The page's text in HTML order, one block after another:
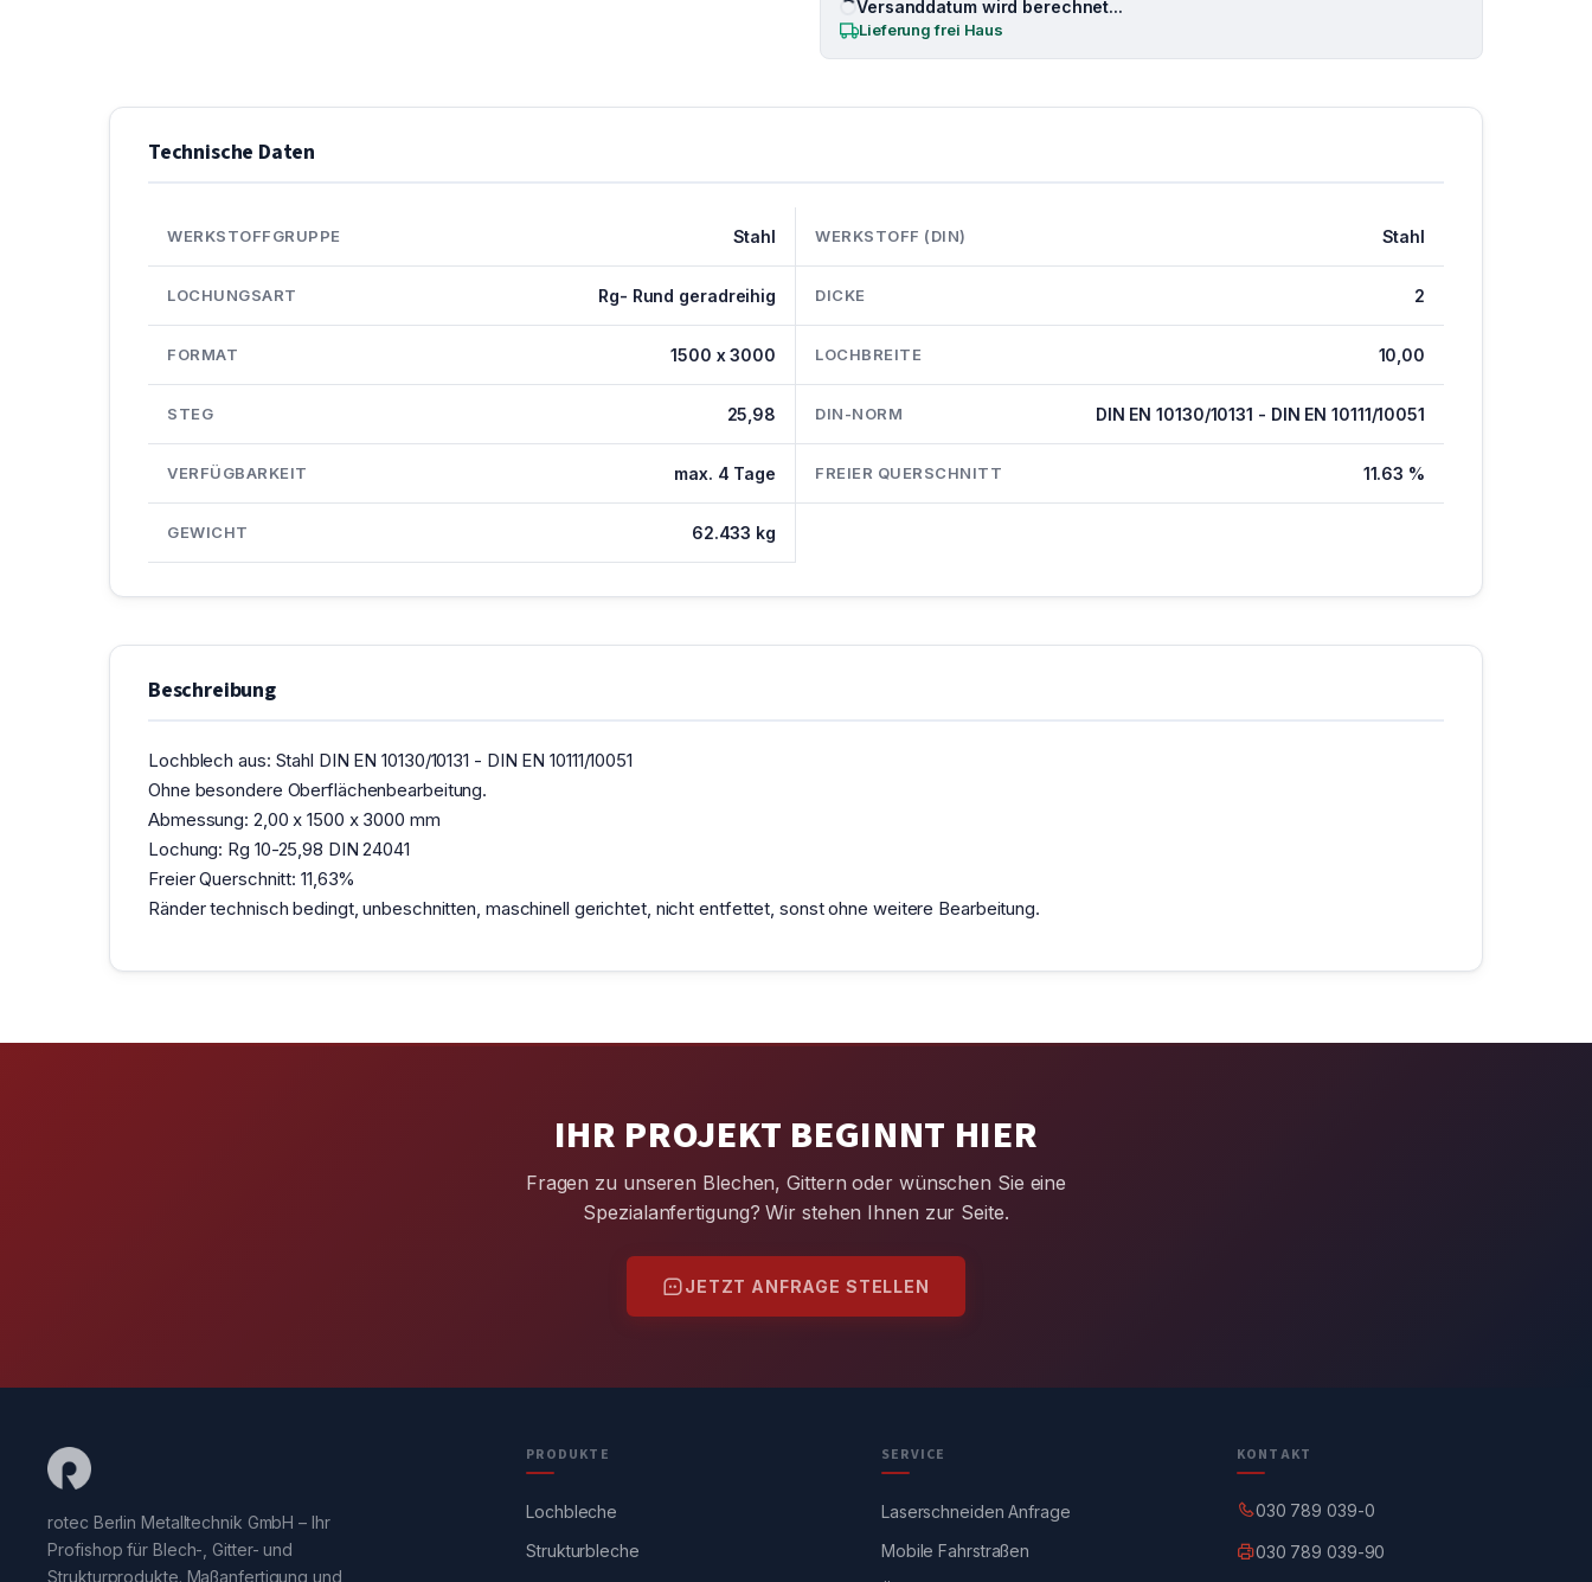
Versanddatum wird berechnet...
Lieferung frei Haus
Technische Daten
WERKSTOFFGRUPPE Stahl WERKSTOFF (DIN) Stahl
LOCHUNGSART Rg- Rund geradreihig DICKE 2
FORMAT 1500 x 3000 LOCHBREITE 10,00
STEG 25,98 DIN-NORM DIN EN 10130/10131 - DIN EN 10111/10051
VERFÜGBARKEIT max. 4 Tage FREIER QUERSCHNITT 11.63 %
GEWICHT 62.433 kg
Beschreibung
Lochblech aus: Stahl DIN EN 10130/10131 - DIN EN 10111/10051
Ohne besondere Oberflächenbearbeitung.
Abmessung: 2,00 x 1500 x 3000 mm
Lochung: Rg 10-25,98 DIN 24041
Freier Querschnitt: 11,63%
Ränder technisch bedingt, unbeschnitten, maschinell gerichtet, nicht entfettet, sonst ohne weitere Bearbeitung.
IHR PROJEKT BEGINNT HIER
Fragen zu unseren Blechen, Gittern oder wünschen Sie eine
Spezialanfertigung? Wir stehen Ihnen zur Seite.
JETZT ANFRAGE STELLEN
rotec Berlin Metalltechnik GmbH – Ihr
Profishop für Blech-, Gitter- und
Strukturprodukte. Maßanfertigung und
PRODUKTE
Lochbleche
Strukturbleche
SERVICE
Laserschneiden Anfrage
Mobile Fahrstraßen
KONTAKT
030 789 039-0
030 789 039-90